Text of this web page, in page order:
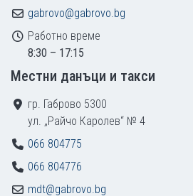
gabrovo@gabrovo.bg
Работно време
8:30 – 17:15
Местни данъци и такси
гр. Габрово 5300
ул. „Райчо Каролев“ № 4
066 804775
066 804776
mdt@gabrovo.bg